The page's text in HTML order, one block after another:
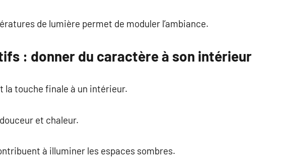
de lumière permet de moduler l’ambiance.
: donner du caractère à son intérieur
touche finale à un intérieur.
et chaleur.
à illuminer les espaces sombres.